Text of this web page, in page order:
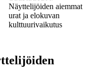
Näyttelijöiden aiemmat
urat ja elokuvan
kulttuurivaikutus